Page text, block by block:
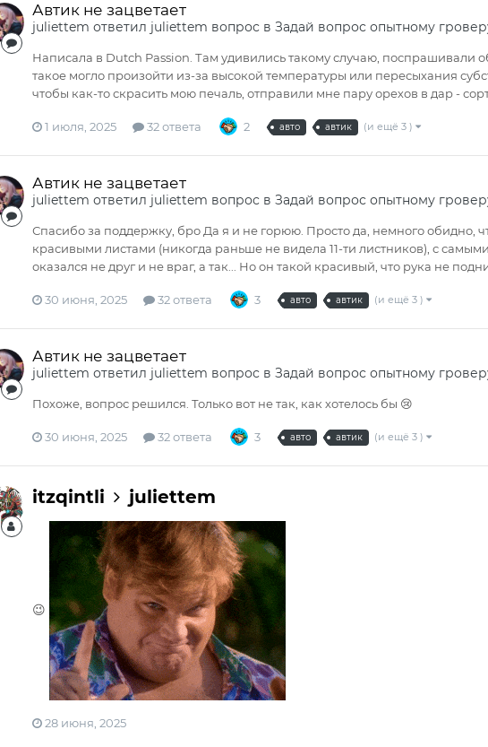
Автик не зацветает
juliettem ответил juliettem вопрос в Задай вопрос опытному
Написала в Dutch Passion. Там удивились такому случаю, поспрашивали
такое могло произойти из-за высокой температуры или пересыхания
чтобы как-то скрасить мою печаль, отправили мне пару орехов в дар -
1 июля, 2025 32 ответа 2 авто автик (и ещё 3 )
Автик не зацветает
juliettem ответил juliettem вопрос в Задай вопрос опытному
Спасибо за поддержку, бро Да я и не горюю. Просто да, немного обидно,
красивыми листами (никогда раньше не видела 11-ти листников), с
оказался не друг и не враг, а так... Но он такой красивый, что рука не
30 июня, 2025 32 ответа 3 авто автик (и ещё 3 )
Автик не зацветает
juliettem ответил juliettem вопрос в Задай вопрос опытному
Похоже, вопрос решился. Только вот не так, как хотелось бы 😢
30 июня, 2025 32 ответа 3 авто автик (и ещё 3 )
itzqintli juliettem
😉
28 июня, 2025